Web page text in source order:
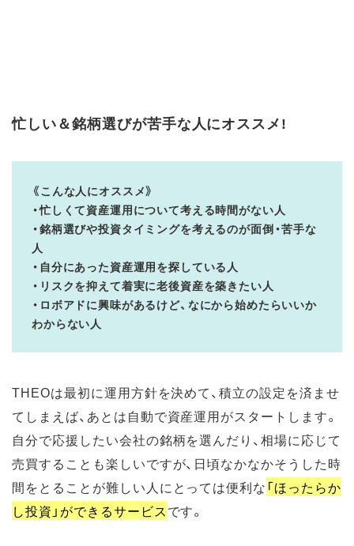
忙しい＆銘柄選びが苦手な人にオススメ!
《こんな人にオススメ》
・忙しくて資産運用について考える時間がない人
・銘柄選びや投資タイミングを考えるのが面倒・苦手な
人
・自分にあった資産運用を探している人
・リスクを抑えて着実に老後資産を築きたい人
・ロボアドに興味があるけど、なにから始めたらいいか
わからない人
THEOは最初に運用方針を決めて、積立の設定を済ませ
てしまえば、あとは自動で資産運用がスタートします。
自分で応援したい会社の銘柄を選んだり、相場に応じて
売買することも楽しいですが、日頃なかなかそうした時
間をとることが難しい人にとっては便利な 「ほったらか
し投資」ができるサービスです。